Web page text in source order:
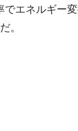
エネルギー変
。